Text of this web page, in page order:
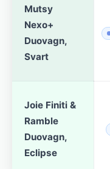
Mutsy
Nexo+
Duovagn,
Svart
Joie Finiti &
Ramble
Duovagn,
Eclipse